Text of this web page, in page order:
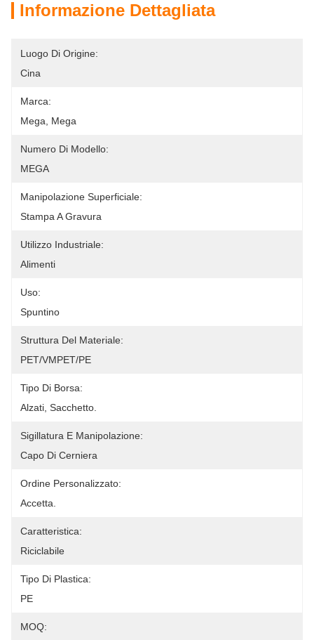
Informazione Dettagliata
Luogo Di Origine:
Cina
Marca:
Mega, Mega
Numero Di Modello:
MEGA
Manipolazione Superficiale:
Stampa A Gravura
Utilizzo Industriale:
Alimenti
Uso:
Spuntino
Struttura Del Materiale:
PET/VMPET/PE
Tipo Di Borsa:
Alzati, Sacchetto.
Sigillatura E Manipolazione:
Capo Di Cerniera
Ordine Personalizzato:
Accetta.
Caratteristica:
Riciclabile
Tipo Di Plastica:
PE
MOQ: